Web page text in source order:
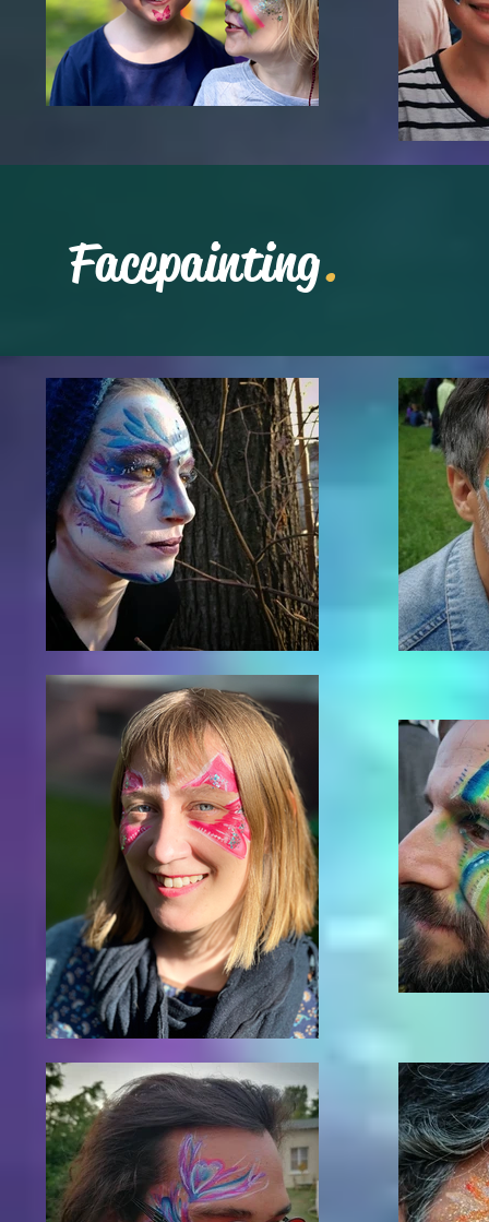
Facepainting.